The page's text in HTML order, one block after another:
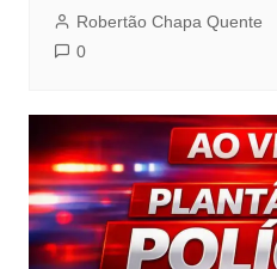
Robertão Chapa Quente
0